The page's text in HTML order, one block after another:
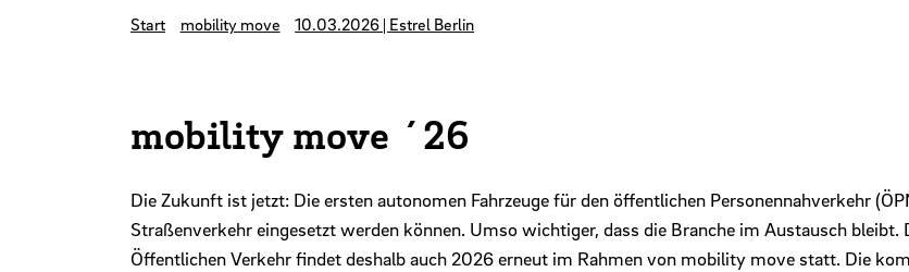
Start mobility move 10.03.2026 | Estrel Berlin
mobility move ´26
Die Zukunft ist jetzt: Die ersten autonomen Fahrzeuge für den öffentlichen Personennahverkehr
Straßenverkehr eingesetzt werden können. Umso wichtiger, dass die Branche im Austausch
Öffentlichen Verkehr findet deshalb auch 2026 erneut im Rahmen von mobility move statt. Die